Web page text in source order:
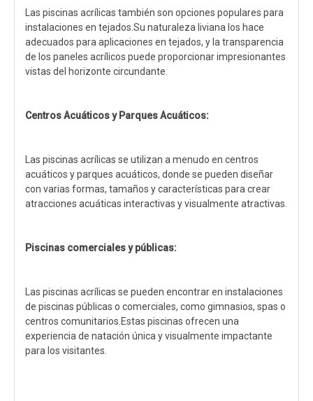
Las piscinas acrílicas también son opciones populares para
instalaciones en tejados.Su naturaleza liviana los hace
adecuados para aplicaciones en tejados, y la transparencia
de los paneles acrílicos puede proporcionar impresionantes
vistas del horizonte circundante.
Centros Acuáticos y Parques Acuáticos:
Las piscinas acrílicas se utilizan a menudo en centros
acuáticos y parques acuáticos, donde se pueden diseñar
con varias formas, tamaños y características para crear
atracciones acuáticas interactivas y visualmente atractivas.
Piscinas comerciales y públicas:
Las piscinas acrílicas se pueden encontrar en instalaciones
de piscinas públicas o comerciales, como gimnasios, spas o
centros comunitarios.Estas piscinas ofrecen una
experiencia de natación única y visualmente impactante
para los visitantes.